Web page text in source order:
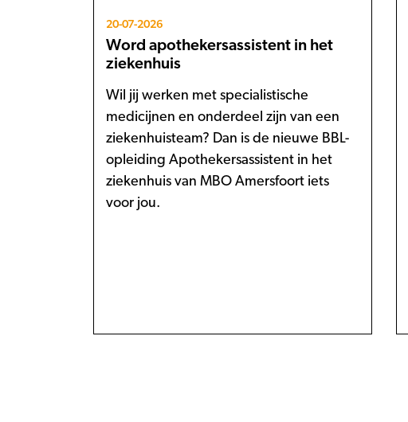
20-07-2026
Word apothekersassistent in het
ziekenhuis
Wil jij werken met specialistische
medicijnen en onderdeel zijn van een
ziekenhuisteam? Dan is de nieuwe BBL-
opleiding Apothekersassistent in het
ziekenhuis van MBO Amersfoort iets
voor jou.